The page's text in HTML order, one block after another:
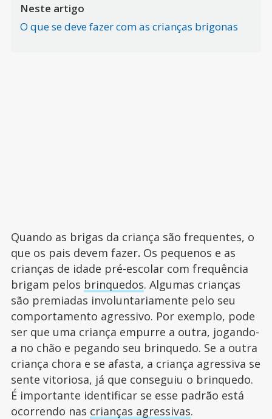
Neste artigo
O que se deve fazer com as crianças brigonas
Quando as brigas da criança são frequentes, o
que os pais devem fazer. Os pequenos e as
crianças de idade pré-escolar com frequência
brigam pelos brinquedos. Algumas crianças
são premiadas involuntariamente pelo seu
comportamento agressivo. Por exemplo, pode
ser que uma criança empurre a outra, jogando-
a no chão e pegando seu brinquedo. Se a outra
criança chora e se afasta, a criança agressiva se
sente vitoriosa, já que conseguiu o brinquedo.
É importante identificar se esse padrão está
ocorrendo nas crianças agressivas.